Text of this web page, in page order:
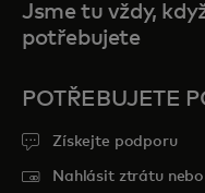
Jsme tu vždy,
potřebujete
POTŘEBUJETE
Získejte podporu
Nahlásit ztrátu